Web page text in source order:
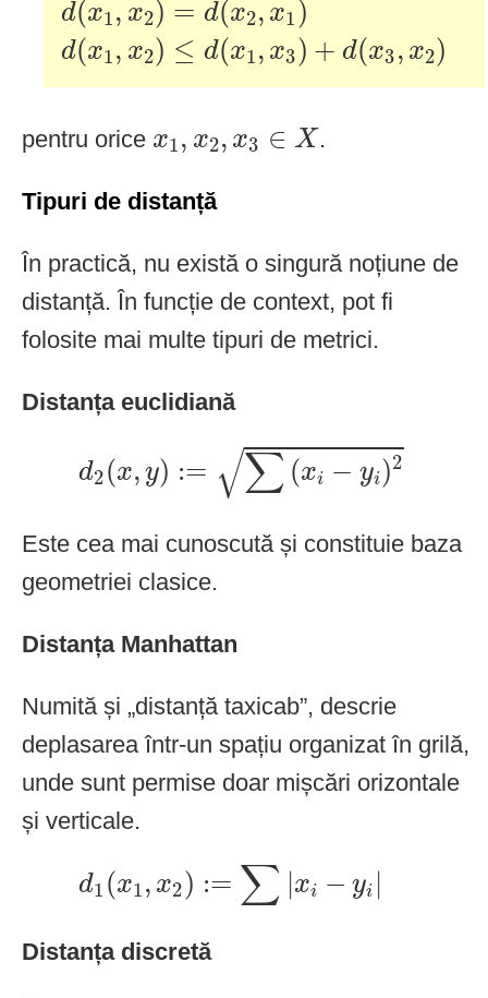
d(x1, x2) = d(x2, x1 )
d(x1, x2) ≤ d(x1, x3) + d(x3, x2)
d(x1 , x2 ) d x1,x 3 )+ d x 3,x2
pentru orice x1, x2, x3 ∈ X
x1 x2 x3 ∈X .
Tipuri de distanță
În practică, nu există o singură noțiune de
distanță. În funcție de context, pot fi
folosite mai multe tipuri de metrici.
Distanța euclidiană
d2(x, y) := √∑ (xi − yi)2
∑(xi−yi)2
Este cea mai cunoscută și constituie baza
geometriei clasice.
Distanța Manhattan
Numită și „distanță taxicab”, descrie
deplasarea într-un spațiu organizat în grilă,
unde sunt permise doar mișcări orizontale
și verticale.
d1 (x1, x2) := ∑ xi − yi
d , :=∑| x
Distanța discretă